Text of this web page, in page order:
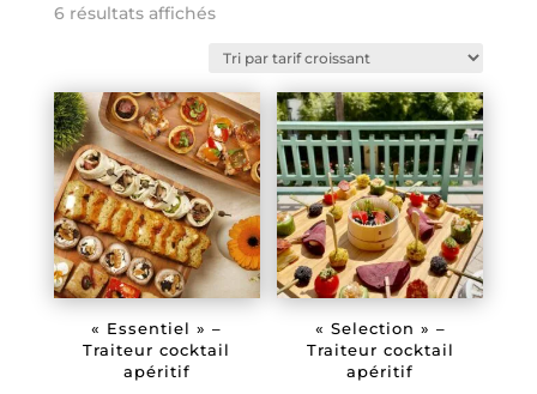
6 résultats affichésTrié
prix
croissant
« Essentiel » –
Traiteur cocktail
apéritif
« Selection » –
Traiteur cocktail
apéritif